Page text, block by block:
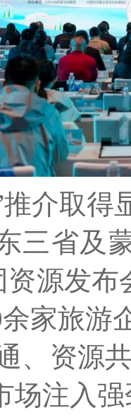
取得
三省及
资源发
家旅游
、资源
场注入